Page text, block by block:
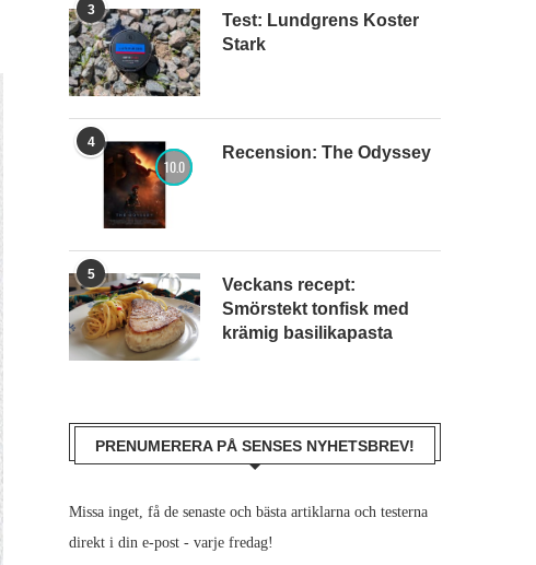
3
Test: Lundgrens Koster
Stark
4
10.0
Recension: The Odyssey
5
Veckans recept:
Smörstekt tonfisk med
krämig basilikapasta
PRENUMERERA PÅ SENSES NYHETSBREV!
Missa inget, få de senaste och bästa artiklarna och testerna
direkt i din e-post - varje fredag!